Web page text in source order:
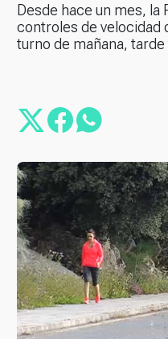
Desde hace un mes, la
controles de velocidad
turno de mañana, tarde